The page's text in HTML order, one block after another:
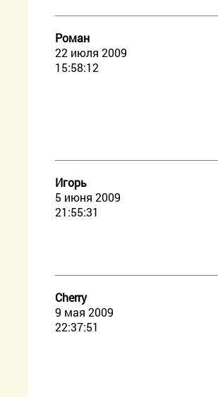
Роман
22 июля 2009
15:58:12
Игорь
5 июня 2009
21:55:31
Cherry
9 мая 2009
22:37:51